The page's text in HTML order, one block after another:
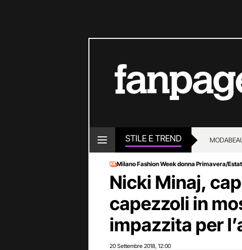
STILE E TREND MODA
Milano Fashion Week donna Primavera/
Nicki Minaj,
capezzoli in
impazzita per
20 Settembre 2018 12:00